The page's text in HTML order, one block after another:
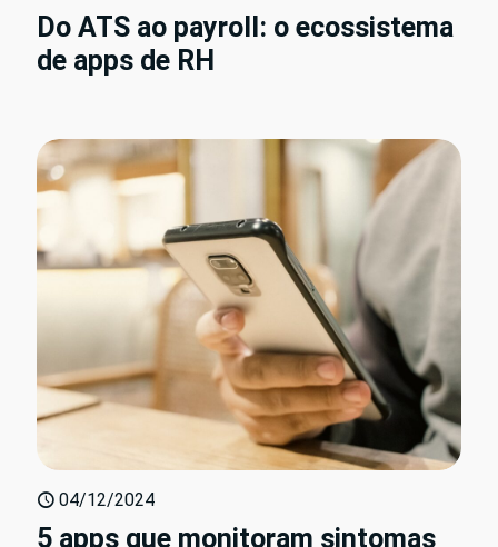
Do ATS ao payroll: o ecossistema
de apps de RH
04/12/2024
5 apps que monitoram sintomas